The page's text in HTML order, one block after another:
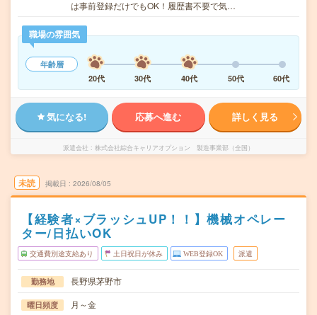
は事前登録だけでもOK！履歴書不要で気…
職場の雰囲気
年齢層
20代
30代 40代 50代 60代
気になる! 応募へ進む 詳しく見る
派遣会社 株式会社綜合キャリアオプション 製造事業部（全国）
未読 掲載日 2026/08/05
【経験者×ブラッシュUP！！】機械オペレー
ター/日払いOK
交通費別途支給あり 土日祝日が休み WEB登録OK 派遣
勤務地 長野県茅野市
曜日頻度 月～金